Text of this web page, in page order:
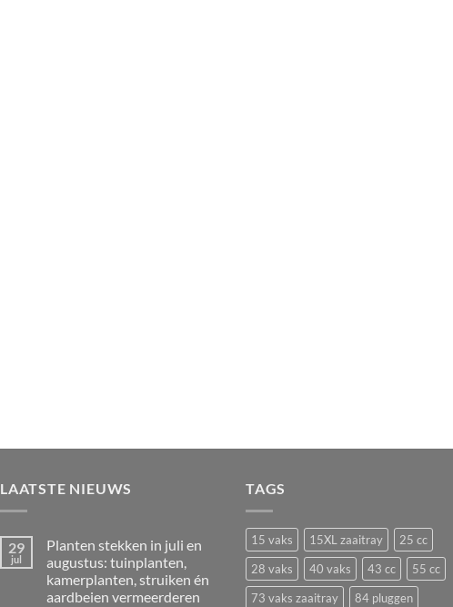
LAATSTE NIEUWS
29
jul
Planten stekken in juli en
augustus: tuinplanten,
kamerplanten, struiken én
aardbeien vermeerderen
TAGS
15 vaks 15XL zaaitray
25 cc
28 vaks
40 vaks 43 cc
55 cc
73 vaks zaaitray
84 pluggen